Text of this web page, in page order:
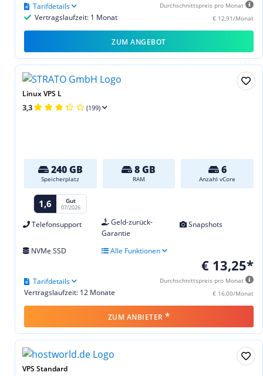
Durchschnittspreis pro Monat
€ 12,91/Monat
Vertragslaufzeit: 1 Monat
Tarifdetails
ZUM ANGEBOT
Linux VPS L
3,3 (199)
240 GB
Speicherplatz
8 GB
RAM
6
Anzahl vCore
1,6 Gut
07/2026
Telefonsupport
Geld-zurück-
Garantie
Snapshots
NVMe SSD Alle Funktionen
€ 13,25*
Durchschnittspreis pro Monat
€ 16,00/Monat
Vertragslaufzeit: 12 Monate
Tarifdetails
ZUM ANBIETER *
VPS Standard